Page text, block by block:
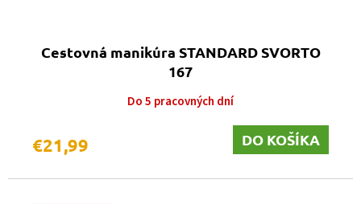
Cestovná manikúra STANDARD SVORTO
167
Do 5 pracovných dní
€21,99 DO KOŠÍKA